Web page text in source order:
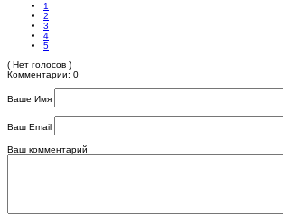
1
2
3
4
5
( Нет голосов )
Комментарии: 0
Ваше Имя
Ваш Email
Ваш комментарий